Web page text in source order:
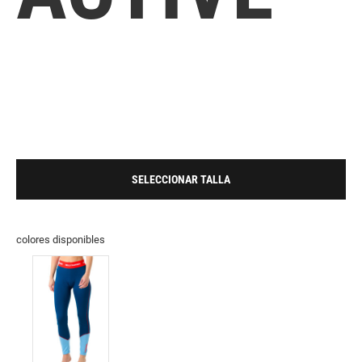
SELECCIONAR TALLA
colores disponibles